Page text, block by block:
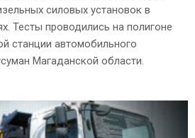
силовых установок в
Тесты проводились на полигоне
станции автомобильного
Магаданской области.